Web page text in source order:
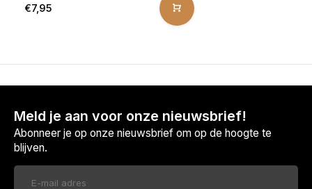
€7,95
Meld je aan voor onze nieuwsbrief!
Abonneer je op onze nieuwsbrief om op de hoogte te
blijven.